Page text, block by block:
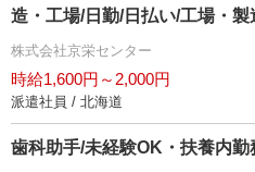
造・工場/日勤/日払い/工場・製
株式会社京栄センター
時給1,600円～2,000円
派遣社員 / 北海道
歯科助手/未経験OK・扶養内勤